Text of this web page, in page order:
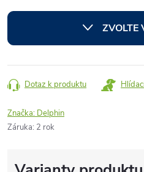
cena:
ZVOLTE
Dotaz k produktu
Značka: Delphin
Záruka: 2 rok